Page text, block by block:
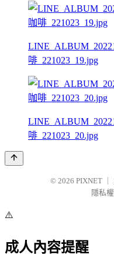
啡_221023_19.jpg
啡_221023_20.jpg
© 2026 PIXNET
隱私
⚠️
成人內容提醒